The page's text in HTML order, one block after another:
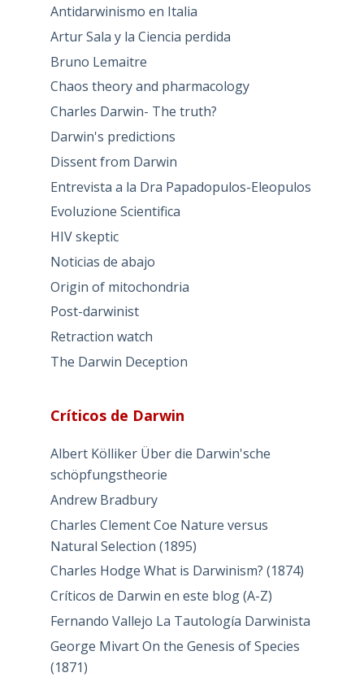
Antidarwinismo en Italia
Artur Sala y la Ciencia perdida
Bruno Lemaitre
Chaos theory and pharmacology
Charles Darwin- The truth?
Darwin's predictions
Dissent from Darwin
Entrevista a la Dra Papadopulos-Eleopulos
Evoluzione Scientifica
HIV skeptic
Noticias de abajo
Origin of mitochondria
Post-darwinist
Retraction watch
The Darwin Deception
Críticos de Darwin
Albert Kölliker Über die Darwin'sche
schöpfungstheorie
Andrew Bradbury
Charles Clement Coe Nature versus
Natural Selection (1895)
Charles Hodge What is Darwinism? (1874)
Críticos de Darwin en este blog (A-Z)
Fernando Vallejo La Tautología Darwinista
George Mivart On the Genesis of Species
(1871)